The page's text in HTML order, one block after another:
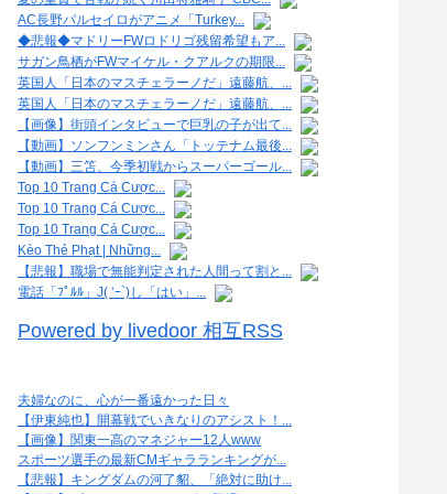
AC長野パルセイロがアニメ「Turkey...
◆悲報◆マドリーFWロドリゴ残留希望もア...
サガン鳥栖がFWマイケル・クアルクの期限...
英国人「日本のマスチェラーノだ」遠藤航、...
英国人「日本のマスチェラーノだ」遠藤航、...
【画像】街頭インタビューで巨乳の子が出て...
【動画】ソンフンミンさん「トッテナム最後...
【動画】三笘、今季初戦からスーパーゴール...
Top 10 Trang Cá Cược...
Top 10 Trang Cá Cược...
Top 10 Trang Cá Cược...
Kèo Thẻ Phạt | Những...
【悲報】職場で無能判定された人間って割と...
電話「ﾌﾟﾙﾙ」J( ‘ｰ`)し「はい」...
Powered by livedoor 相互RSS
夫婦なのに、心が一番遠かった日々
【伊東純也】開幕戦でいきなりのアシスト！...
【画像】関東一高のマネジャー12人www
スポーツ選手の最新CMギャラランキングが...
【悲報】キングダムの河了貂、「絶対に助け...